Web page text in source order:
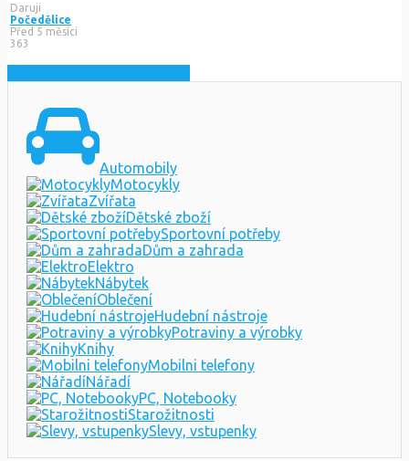
Daruji
Počedělice
Před 5 měsíci
363
Automobily
Motocykly
Zvířata
Dětské zboží
Sportovní potřeby
Dům a zahrada
Elektro
Nábytek
Oblečení
Hudební nástroje
Potraviny a výrobky
Knihy
Mobilni telefony
Nářadí
PC, Notebooky
Starožitnosti
Slevy, vstupenky